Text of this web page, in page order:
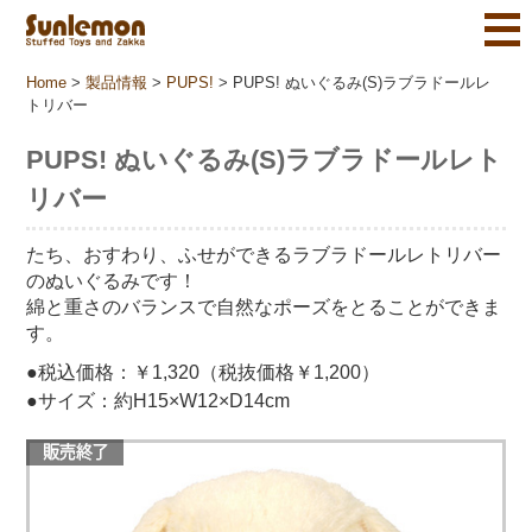
Home >製品情報 > PUPS! > PUPS! ぬいぐるみ(S)ラブラドールレ
トリバー
PUPS! ぬいぐるみ(S)ラブラドールレト
リバー
たち、おすわり、ふせができるラブラドールレトリバー
のぬいぐるみです！
綿と重さのバランスで自然なポーズをとることができま
す。
●税込価格：￥1,320（税抜価格￥1,200）
●サイズ：約H15×W12×D14cm